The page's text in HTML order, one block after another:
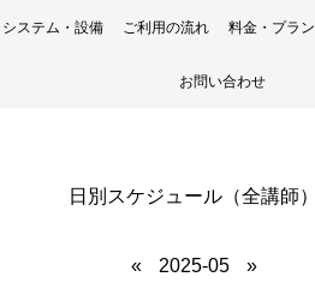
システム・設備 ご利用の流れ 料金・プラン
お問い合わせ
日別スケジュール（全講師）
« 2025-05 »